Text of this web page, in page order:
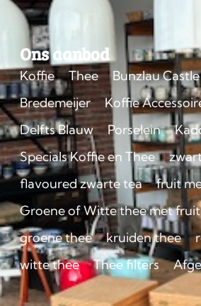
Ons aanbod
Koffie Thee
Bunzlau
Bredemeijer
Koffie
Delfts Blauw
Porselein
Specials Koffie en Thee
flavoured zwarte tea
fruit
Groene of Witte thee met
groene thee
kruiden thee
witte thee
Thee filters